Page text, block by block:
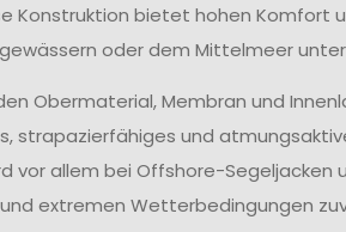
Konstruktion bietet hohen Komfort
oder dem Mittelmeer
Obermaterial, Membran und
strapazierfähiges und
vor allem bei Offshore-
extremen Wetterbedingungen